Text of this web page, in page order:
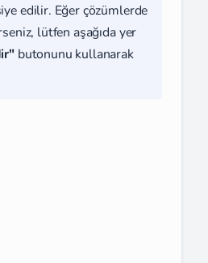
edilir. Eğer çözümlerde
lütfen aşağıda yer
butonunu kullanarak